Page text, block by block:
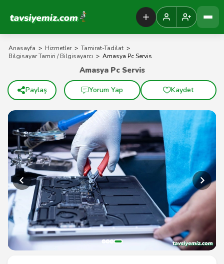
Tavsiyemiz Anasayfa
Anasayfa > Hizmetler > Tamirat-Tadilat >
Bilgisayar Tamiri / Bilgisayarcı > Amasya Pc Servis
Amasya Pc Servis
Paylaş Yorum Yap Kaydet